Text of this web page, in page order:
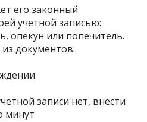
его законный
учетной записью:
опекун или попечитель.
документов:
записи нет, внести
минут